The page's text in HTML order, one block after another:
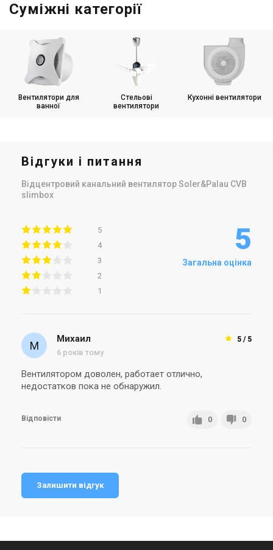
Суміжні категорії
Вентилятори для
ванної
Стельові
вентилятори
Кухонні вентилятори
Відгуки і питання
Відцентровий канальний вентилятор Soler&Palau CVB
slimbox
5
4
3
2
1
5
Загальна оцінка
5 / 5
Михаил
6 років тому
Вентилятором доволен, работает отлично,
недостатков пока не обнаружил.
Відповісти 0 0
Залишити відгук